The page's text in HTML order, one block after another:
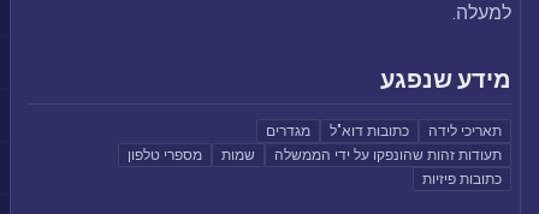
למעלה.
מידע שנפגע
תאריכי לידה כתובות דוא"ל
מגדרים
תעודות זהות שהונפקו על ידי הממשלה
שמות
מספרי טלפון
כתובות פיזיות